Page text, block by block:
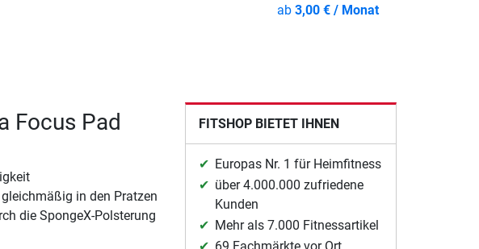
ab3,00 € / Monat
Focus Pad
in den Pratzen
die SpongeX-Polsterung
FITSHOP BIETET IHNEN
Europas Nr. 1 für Heimfitness
über 4.000.000 zufriedene
Kunden
Mehr als 7.000 Fitnessartikel